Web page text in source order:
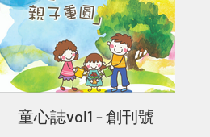
童心誌vol1 - 創刊號